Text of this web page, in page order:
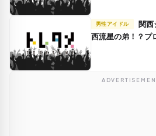
男性アイドル
西流星の弟！？プ